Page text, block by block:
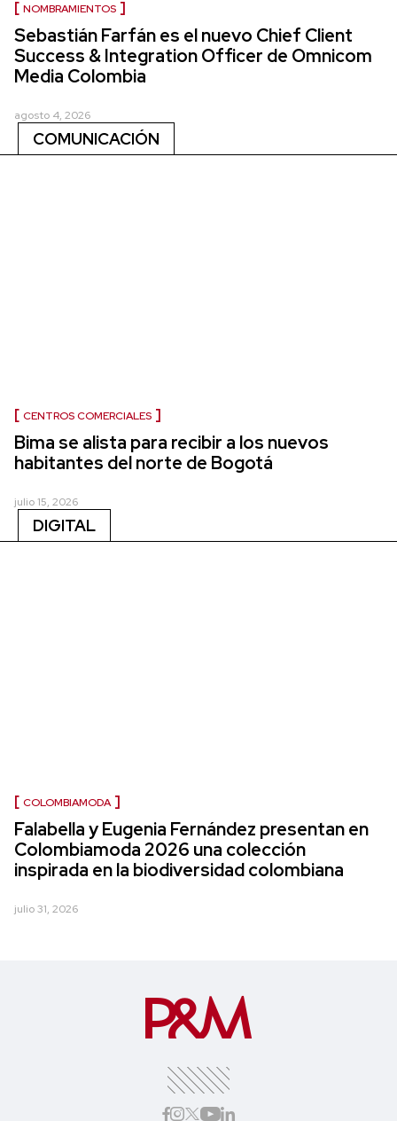
NOMBRAMIENTOS
Sebastián Farfán es el nuevo Chief Client
Success & Integration Officer de Omnicom
Media Colombia
agosto 4, 2026
COMUNICACIÓN
CENTROS COMERCIALES
Bima se alista para recibir a los nuevos
habitantes del norte de Bogotá
julio 15, 2026
DIGITAL
COLOMBIAMODA
Falabella y Eugenia Fernández presentan en
Colombiamoda 2026 una colección
inspirada en la biodiversidad colombiana
julio 31, 2026